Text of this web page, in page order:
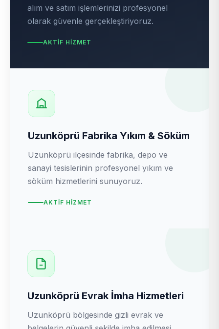
alım ve satım işlemlerinizi profesyonel
olarak güvenle gerçekleştiriyoruz.
AKTIF HIZMET
Uzunköprü Fabrika Yıkım & Söküm
Uzunköprü ilçesinde fabrika, depo ve
sanayi tesislerinin profesyonel yıkım ve
söküm hizmetlerini sunuyoruz.
AKTIF HIZMET
Uzunköprü Evrak İmha Hizmetleri
Uzunköprü bölgesinde gizli evrak ve